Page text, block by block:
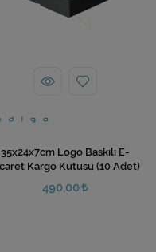
35x24x7cm Logo Baskılı E-
Kargo Kutusu (10 Adet)
490,00